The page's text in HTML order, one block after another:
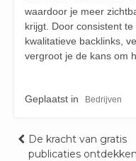
waardoor je meer
krijgt. Door consistent
kwalitatieve backlinks,
vergroot je de kans om
Geplaatst in Bedrijven
Bericht
De kracht van gratis
publicaties ontdekken